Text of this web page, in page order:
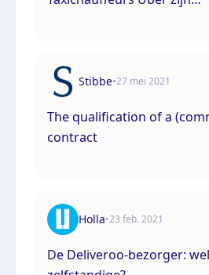
Stibbe•27 mei 2021
The qualification of a
contract
Holla•23 feb. 2021
De Deliveroo-bezorger: